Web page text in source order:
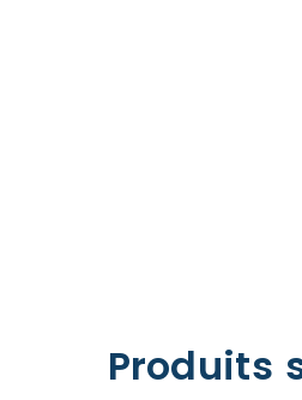
Produits